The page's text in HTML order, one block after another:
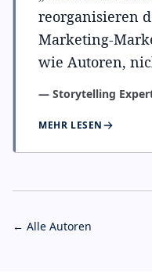
reorganisieren
Marketing-
wie Autoren,
— Storytelling
MEHR LESEN
← Alle Autoren